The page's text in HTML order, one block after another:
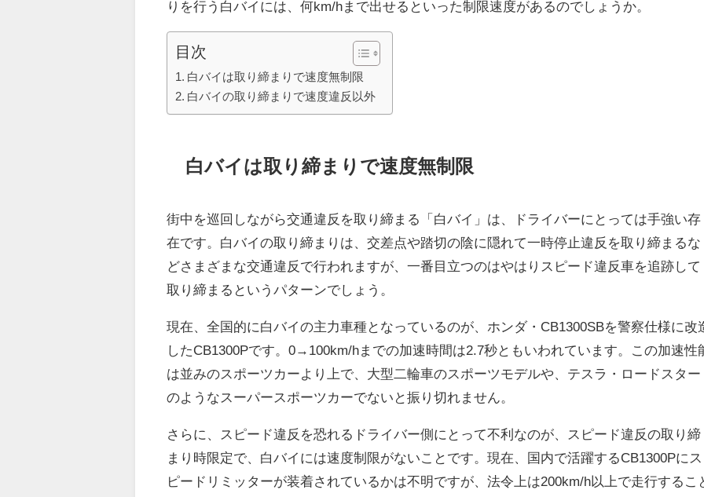
りを行う白バイには、何km/hまで出せるといった制限速度があるのでしょうか。
目次
白バイは取り締まりで速度無制限
白バイの取り締まりで速度違反以外
白バイは取り締まりで速度無制限
街中を巡回しながら交通違反を取り締まる「白バイ」は、ドライバーにとっては手強い存
在です。白バイの取り締まりは、交差点や踏切の陰に隠れて一時停止違反を取り締まるな
どさまざまな交通違反で行われますが、一番目立つのはやはりスピード違反車を追跡して
取り締まるというパターンでしょう。
現在、全国的に白バイの主力車種となっているのが、ホンダ・CB1300SBを警察仕様に改
したCB1300Pです。0→100km/hまでの加速時間は2.7秒ともいわれています。この加速性
は並みのスポーツカーより上で、大型二輪車のスポーツモデルや、テスラ・ロードスター
のようなスーパースポーツカーでないと振り切れません。
さらに、スピード違反を恐れるドライバー側にとって不利なのが、スピード違反の取り締
まり時限定で、白バイには速度制限がないことです。現在、国内で活躍するCB1300Pにス
ピードリミッターが装着されているかは不明ですが、法令上は200km/h以上で走行するこ